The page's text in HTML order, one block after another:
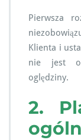
Pierwsza
Klienta i
nie jest
oględziny.
2.